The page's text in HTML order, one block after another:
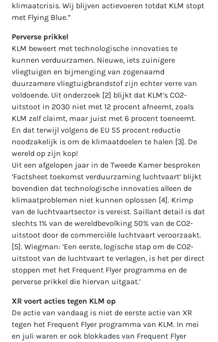
klimaatcrisis. Wij blijven actievoeren totdat KLM stopt
met Flying Blue.”
Perverse prikkel
KLM beweert met technologische innovaties te
kunnen verduurzamen. Nieuwe, iets zuinigere
vliegtuigen en bijmenging van zogenaamd
duurzamere vliegtuigbrandstof zijn echter verre van
voldoende. Uit onderzoek [2] blijkt dat KLM’s CO2-
uitstoot in 2030 niet met 12 procent afneemt, zoals
KLM zelf claimt, maar juist met 6 procent toeneemt.
En dat terwijl volgens de EU 55 procent reductie
noodzakelijk is om de klimaatdoelen te halen [3]. De
wereld op zijn kop!
Uit een afgelopen jaar in de Tweede Kamer besproken
‘Factsheet toekomst verduurzaming luchtvaart’ blijkt
bovendien dat technologische innovaties alleen de
klimaatproblemen niet kunnen oplossen [4]. Krimp
van de luchtvaartsector is vereist. Saillant detail is dat
slechts 1% van de wereldbevolking 50% van de CO2-
uitstoot door de commerciële luchtvaart veroorzaakt.
[5]. Wiegman: ‘Een eerste, logische stap om de CO2-
uitstoot van de luchtvaart te verlagen, is het per direct
stoppen met het Frequent Flyer programma en de
perverse prikkel die hiervan uitgaat.’
XR voert acties tegen KLM op
De actie van vandaag is niet de eerste actie van XR
tegen het Frequent Flyer programma van KLM. In mei
en juli waren er ook blokkades van Frequent Flyer